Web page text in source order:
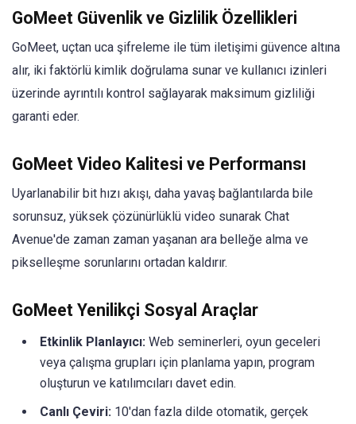
GoMeet Güvenlik ve Gizlilik Özellikleri
GoMeet, uçtan uca şifreleme ile tüm iletişimi güvence altına
alır, iki faktörlü kimlik doğrulama sunar ve kullanıcı izinleri
üzerinde ayrıntılı kontrol sağlayarak maksimum gizliliği
garanti eder.
GoMeet Video Kalitesi ve Performansı
Uyarlanabilir bit hızı akışı, daha yavaş bağlantılarda bile
sorunsuz, yüksek çözünürlüklü video sunarak Chat
Avenue'de zaman zaman yaşanan ara belleğe alma ve
pikselleşme sorunlarını ortadan kaldırır.
GoMeet Yenilikçi Sosyal Araçlar
Etkinlik Planlayıcı: Web seminerleri, oyun geceleri
veya çalışma grupları için planlama yapın, program
oluşturun ve katılımcıları davet edin.
Canlı Çeviri: 10'dan fazla dilde otomatik, gerçek